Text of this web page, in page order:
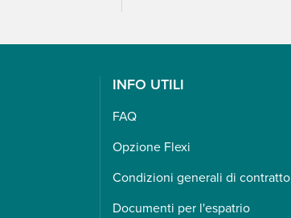
INFO UTILI
FAQ
Opzione Flexi
Condizioni generali di contratto
Documenti per l'espatrio